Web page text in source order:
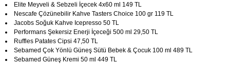
Elite Meyveli & Sebzeli İçecek 4x60 ml 149 TL
Nescafe Çözünebilir Kahve Tasters Choice 100 gr 119 TL
Jacobs Soğuk Kahve Icepresso 50 TL
Performans Şekersiz Enerji İçeceği 500 ml 29,50 TL
Ruffles Patates Cipsi 47,50 TL
Sebamed Çok Yönlü Güneş Sütü Bebek & Çocuk 100 ml 489 TL
Sebamed Güneş Kremi 50 ml 449 TL